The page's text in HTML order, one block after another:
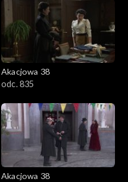
Akacjowa 38
odc. 835
Akacjowa 38